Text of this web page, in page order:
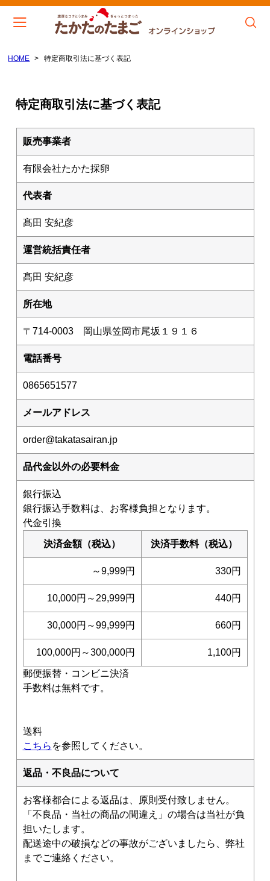
たまご S～Mサイズ（小粒）
たまごとお醤油セット
トップぺージ
自販機設置場所
お問い合わせ
HOME 特定商取引法に基づく表記
特定商取引法に基づく表記
販売事業者
有限会社たかた採卵
代表者
髙田 安紀彦
運営統括責任者
髙田 安紀彦
所在地
〒714-0003 岡山県笠岡市尾坂１９１６
電話番号
0865651577
メールアドレス
order@takatasairan.jp
品代金以外の必要料金
銀行振込
銀行振込手数料は、お客様負担となります。
代金引換
決済金額（税込） 決済手数料（税込）
～9,999円 330円
10,000円～29,999円 440円
30,000円～99,999円 660円
100,000円～300,000円 1,100円
郵便振替・コンビニ決済
手数料は無料です。
送料
こちら を参照してください。
返品・不良品について
お客様都合による返品は、原則受付致しません。
「不良品・当社の商品の間違え」の場合は当社が負
担いたします。
配送途中の破損などの事故がございましたら、弊社
までご連絡ください。